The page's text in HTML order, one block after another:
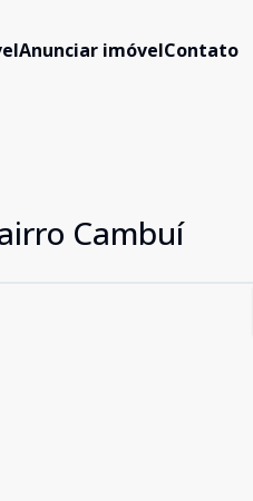
Anunciar imóvelContato
Cambuí